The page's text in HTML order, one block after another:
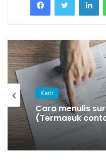
Karir
Cara menulis
(Termasuk
Karir
Pekerjaan